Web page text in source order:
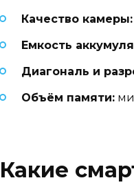
Качество камеры:
Емкость
Диагональ и
Объём памяти:
Какие